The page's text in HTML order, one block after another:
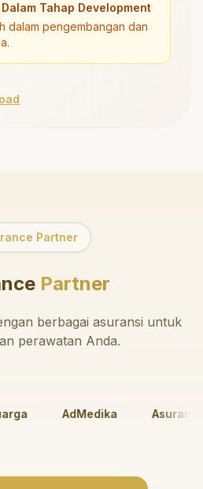
Tahap Development
dalam pengembangan dan
Partner
Partner
berbagai asuransi untuk
perawatan Anda.
AdMedika Asuransi